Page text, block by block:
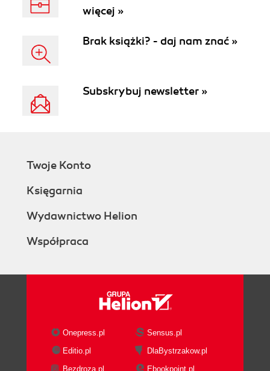
więcej »
Brak książki? - daj nam znać »
Subskrybuj newsletter »
Twoje Konto
Księgarnia
Wydawnictwo Helion
Współpraca
Onepress.pl
Sensus.pl
Editio.pl
DlaBystrzakow.pl
Bezdroza.pl
Ebookpoint.pl